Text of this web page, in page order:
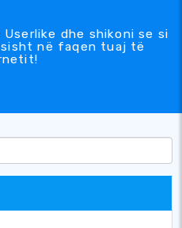
dhe shikoni se si
në faqen tuaj të